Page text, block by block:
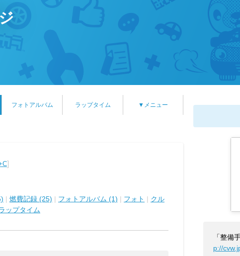
フォトアルバム ラップタイム ▼メニュー
]
| 燃費記録 (25) | フォトアルバム (1) | フォト | クル
ップタイム
「整備
p://